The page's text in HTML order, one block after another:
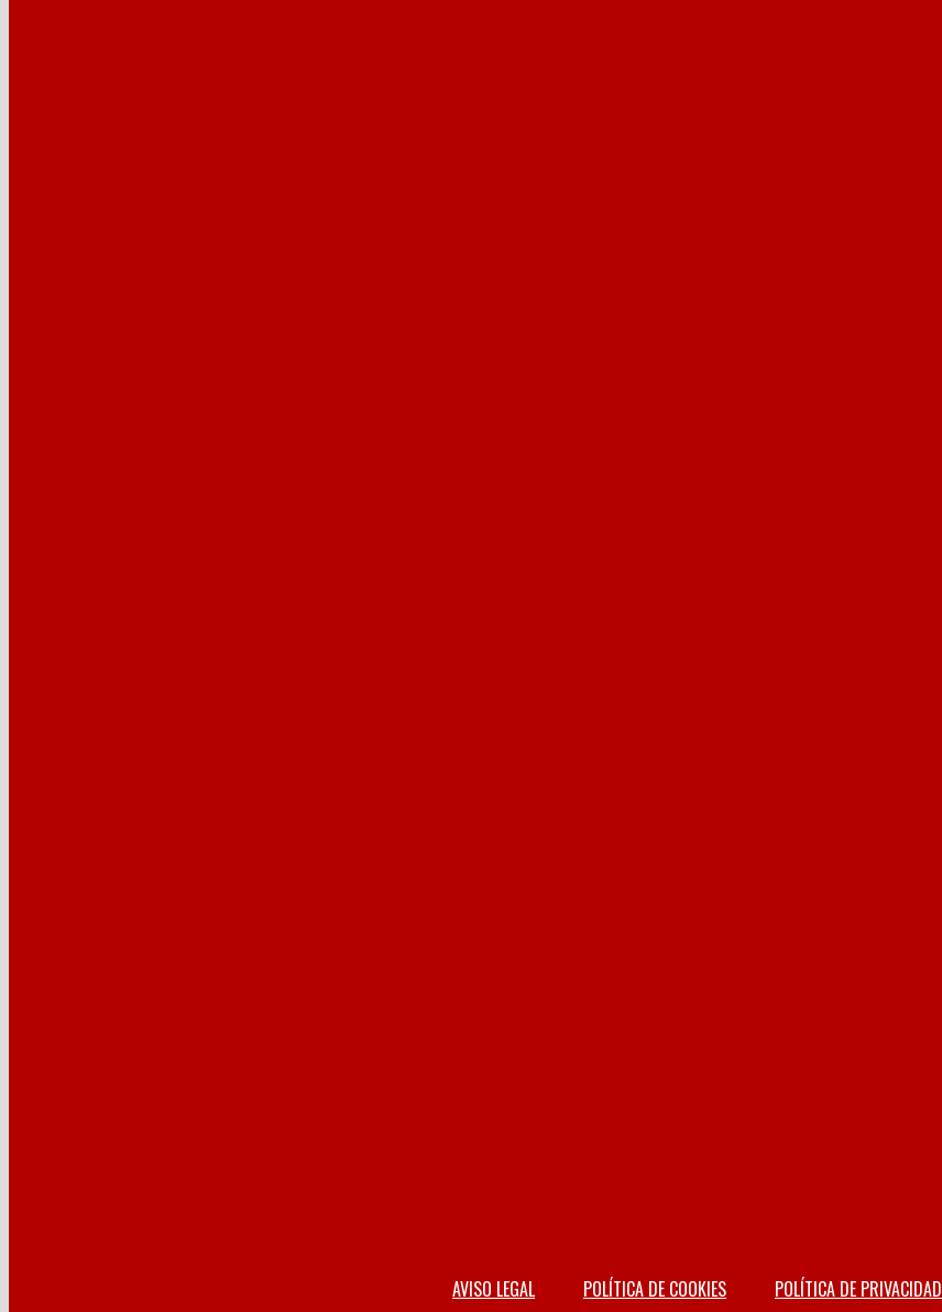
AVISO LEGAL POLÍTICA DE COOKIES POLÍTICA DE PRIVACIDAD